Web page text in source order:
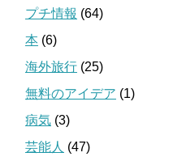
プチ情報 (64)
本 (6)
海外旅行 (25)
無料のアイデア (1)
病気 (3)
芸能人 (47)